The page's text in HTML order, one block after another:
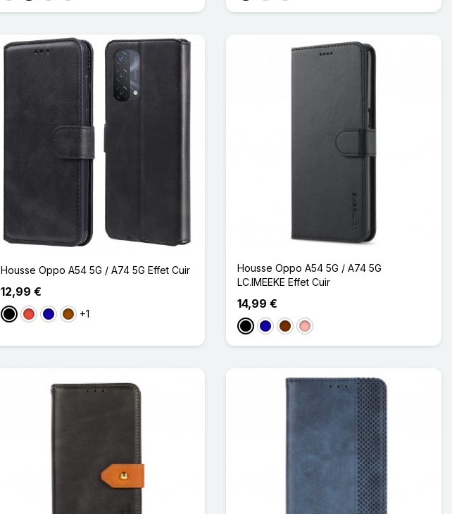
Housse Oppo A54 5G / A74 5G Effet Cuir
12,99 €
NoirRougeBleu Foncé
Marron
+1
Housse Oppo A54 5G / A74 5G
LC.IMEEKE Effet Cuir
14,99 €
NoirBleu Foncé
CaféOr Rose